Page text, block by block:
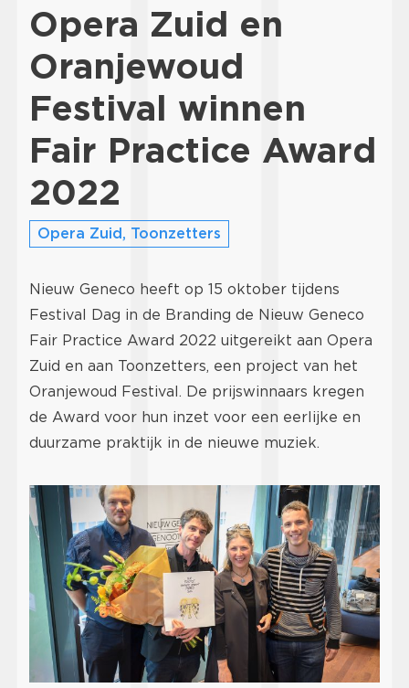
Opera Zuid en
Oranjewoud
Festival winnen
Fair Practice Award
2022
Opera Zuid, Toonzetters
Nieuw Geneco heeft op 15 oktober tijdens
Festival Dag in de Branding de Nieuw Geneco
Fair Practice Award 2022 uitgereikt aan Opera
Zuid en aan Toonzetters, een project van het
Oranjewoud Festival. De prijswinnaars kregen
de Award voor hun inzet voor een eerlijke en
duurzame praktijk in de nieuwe muziek.